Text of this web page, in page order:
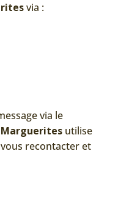
via :
via le
Margueritesutilise
recontacter et